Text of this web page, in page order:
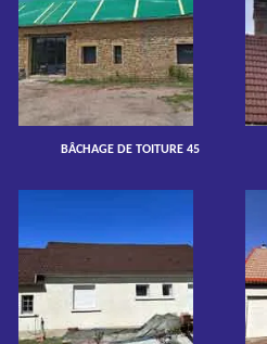
BÂCHAGE DE TOITURE 45